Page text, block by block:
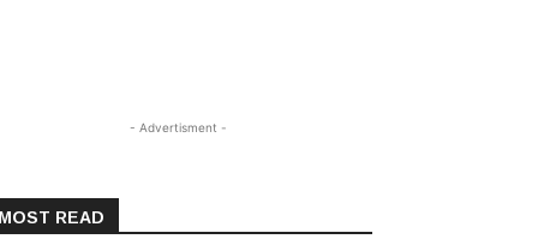
- Advertisment -
READ